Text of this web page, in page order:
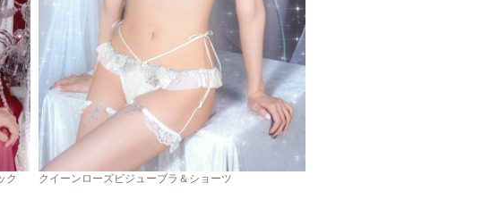
ク クイーンローズビジューブラ＆ショーツ